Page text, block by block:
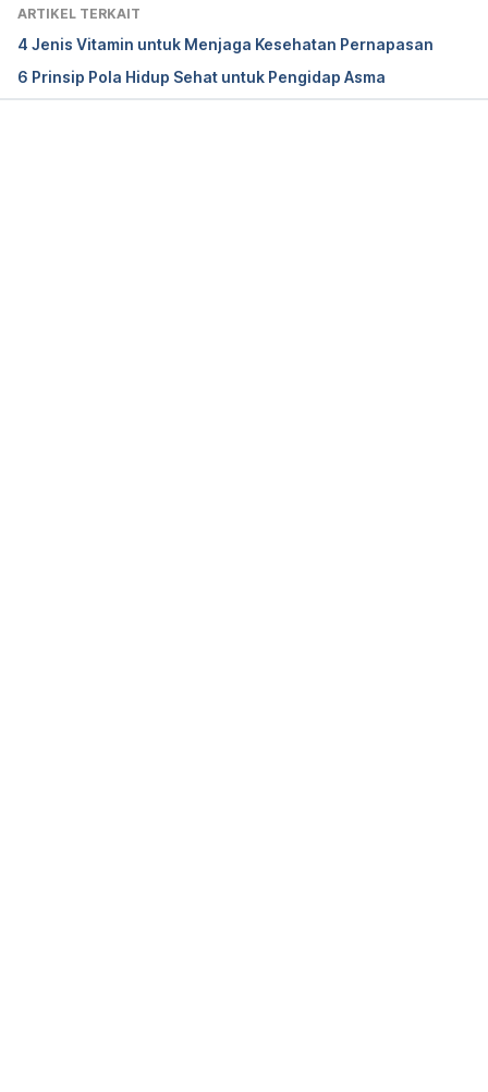
ARTIKEL TERKAIT
4 Jenis Vitamin untuk Menjaga Kesehatan Pernapasan
6 Prinsip Pola Hidup Sehat untuk Pengidap Asma